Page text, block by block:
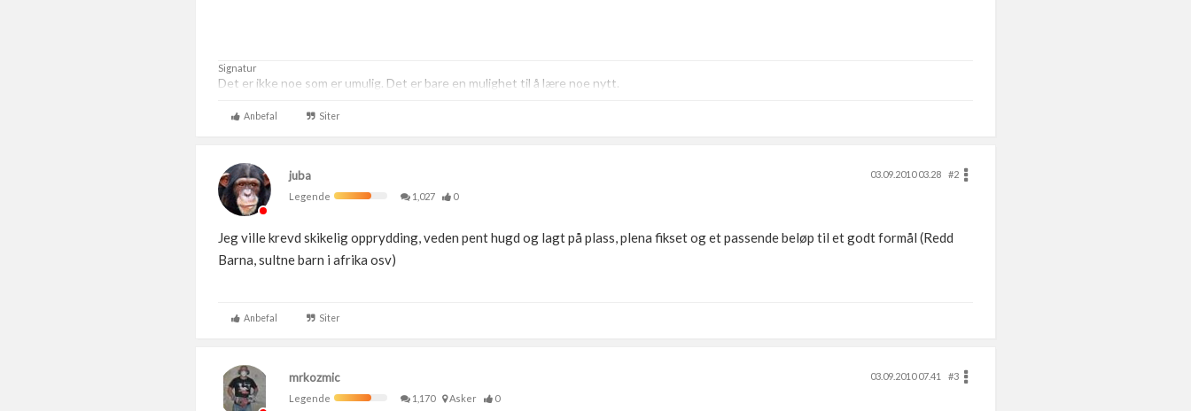
Signatur
Det er ikke noe som er umulig. Det er bare en mulighet til å lære noe nytt.
Anbefal Siter
juba 03.09.2010 03.28
#2
Legende
1,027 0
Jeg ville krevd skikelig opprydding, veden pent hugd og lagt på plass, plena fikset og et passende beløp til et godt formål (Redd
Barna, sultne barn i afrika osv)
Anbefal Siter
mrkozmic 03.09.2010 07.41
#3
Legende
1,170 Asker 0